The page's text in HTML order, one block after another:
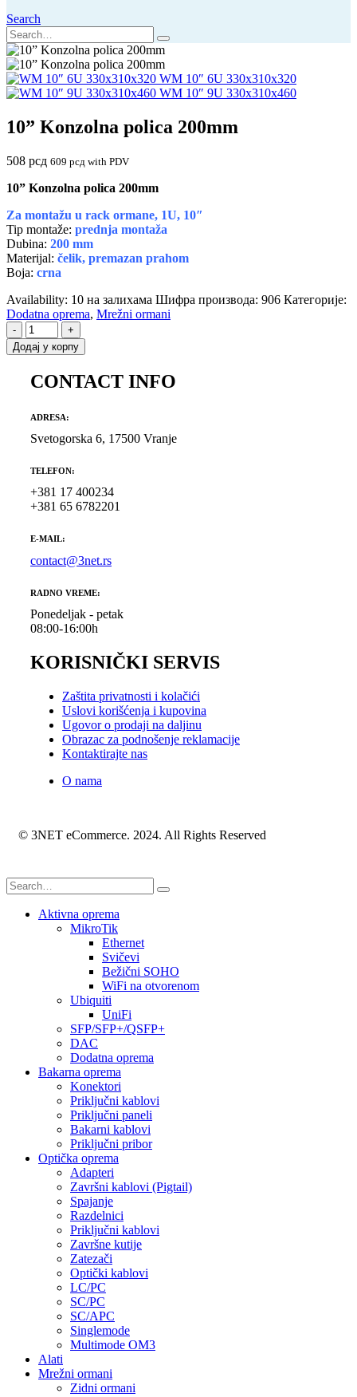
Search
WM 10″ 6U 330x310x320
WM 10″ 9U 330x310x460
10” Konzolna polica 200mm
508 рсд 609 рсд with PDV
10” Konzolna polica 200mm
Za montažu u rack ormane, 1U, 10″
Tip montaže: prednja montaža
Dubina: 200 mm
Materijal: čelik, premazan prahom
Boja: crna
Availability: 10 на залихама Шифра производа: 906 Категорије:
Dodatna oprema, Mrežni ormani
-
+
Додај у корпу
CONTACT INFO
ADRESA:
Svetogorska 6, 17500 Vranje
TELEFON:
+381 17 400234
+381 65 6782201
E-MAIL:
contact@3net.rs
RADNO VREME:
Ponedeljak - petak
08:00-16:00h
KORISNIČKI SERVIS
Zaštita privatnosti i kolačići
Uslovi korišćenja i kupovina
Ugovor o prodaji na daljinu
Obrazac za podnošenje reklamacije
Kontaktirajte nas
O nama
© 3NET eCommerce. 2024. All Rights Reserved
Aktivna oprema
MikroTik
Ethernet
Svičevi
Bežični SOHO
WiFi na otvorenom
Ubiquiti
UniFi
SFP/SFP+/QSFP+
DAC
Dodatna oprema
Bakarna oprema
Konektori
Priključni kablovi
Priključni paneli
Bakarni kablovi
Priključni pribor
Optička oprema
Adapteri
Završni kablovi (Pigtail)
Spajanje
Razdelnici
Priključni kablovi
Završne kutije
Zatezači
Optički kablovi
LC/PC
SC/PC
SC/APC
Singlemode
Multimode OM3
Alati
Mrežni ormani
Zidni ormani